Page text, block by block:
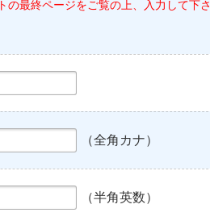
の最終ページをご覧の上、入力して下さ
（全角カナ）
（半角英数）